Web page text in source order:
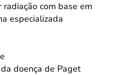
radiação com base em
especializada
doença de Paget